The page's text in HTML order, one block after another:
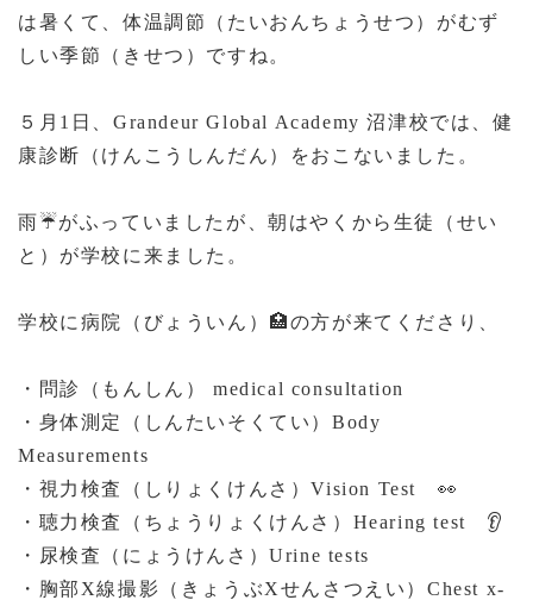
は暑くて、体温調節（たいおんちょうせつ）がむず
しい季節（きせつ）ですね。
５月 1 日、Grandeur Global Academy沼津校では、健
康診断（けんこうしんだん）をおこないました。
雨☔がふっていましたが、朝はやくから生徒（せい
と）が学校に来ました。
学校に病院（びょういん） 🏥の方が来てくださり、
・問診（もんしん）
medical consultation
・身体測定（しんたいそくてい） Body
Measurements
・視力検査（しりょくけんさ）Vision Test
👀
・聴力検査（ちょうりょくけんさ） Hearing test
👂
・尿検査（にょうけんさ）Urine tests
・胸部 X線撮影（きょうぶXせんさつえい）Chest x-